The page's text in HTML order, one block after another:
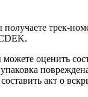
трек-
оценить
акт о